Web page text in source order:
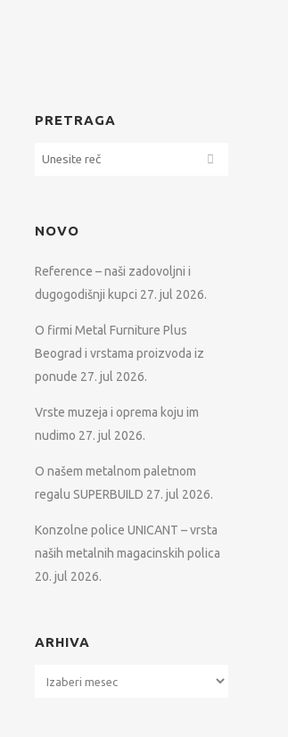
PRETRAGA
NOVO
Reference – naši zadovoljni i
dugogodišnji kupci 27. jul 2026.
O firmi Metal Furniture Plus
Beograd i vrstama proizvoda iz
ponude 27. jul 2026.
Vrste muzeja i oprema koju im
nudimo 27. jul 2026.
O našem metalnom paletnom
regalu SUPERBUILD 27. jul 2026.
Konzolne police UNICANT – vrsta
naših metalnih magacinskih polica
20. jul 2026.
ARHIVA
Arhiva